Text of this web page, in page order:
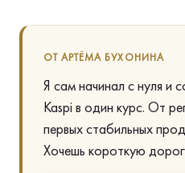
ОТ АРТЁМА БУХОНИНА
Я сам начинал с нуля и
Kaspi в один курс. От
первых стабильных
Хочешь короткую